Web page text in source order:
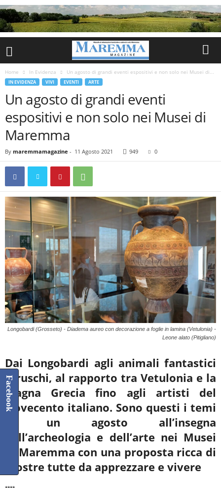
Home In Evidenza Un agosto di grandi eventi espositivi e non solo nei Musei di...
IN EVIDENZA VIVI EVENTI ARTE
Un agosto di grandi eventi
espositivi e non solo nei Musei di
Maremma
By maremmamagazine - 11 Agosto 2021 949 0
Longobardi (Grosseto) - Diadema aureo con decorazione a foglie in lamina (Vetulonia) -
Leone alato (Pitigliano)
Dai Longobardi agli animali fantastici
Etruschi, al rapporto tra Vetulonia e la
Magna Grecia fino agli artisti del
Novecento italiano. Sono questi i temi
di un agosto all’insegna
dell’archeologia e dell’arte nei Musei
di Maremma con una proposta ricca di
mostre tutte da apprezzare e vivere
Facebook